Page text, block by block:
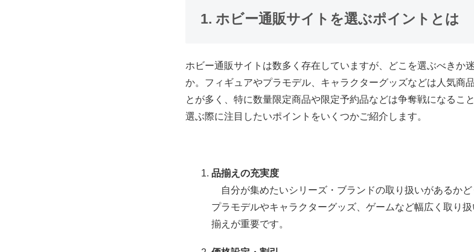
1. ホビー通販サイトを選ぶポイントとは
ホビー通販サイトは数多く存在していますが、どこを選ぶべきか
か。フィギュアやプラモデル、キャラクターグッズなどは人気商
とが多く、特に数量限定商品や限定予約品などは争奪戦になるこ
選ぶ際に注目したいポイントをいくつかご紹介します。
品揃えの充実度
自分が集めたいシリーズ・ブランドの取り扱いがあるか
プラモデルやキャラクターグッズ、ゲームなど幅広く取り
揃えが重要です。